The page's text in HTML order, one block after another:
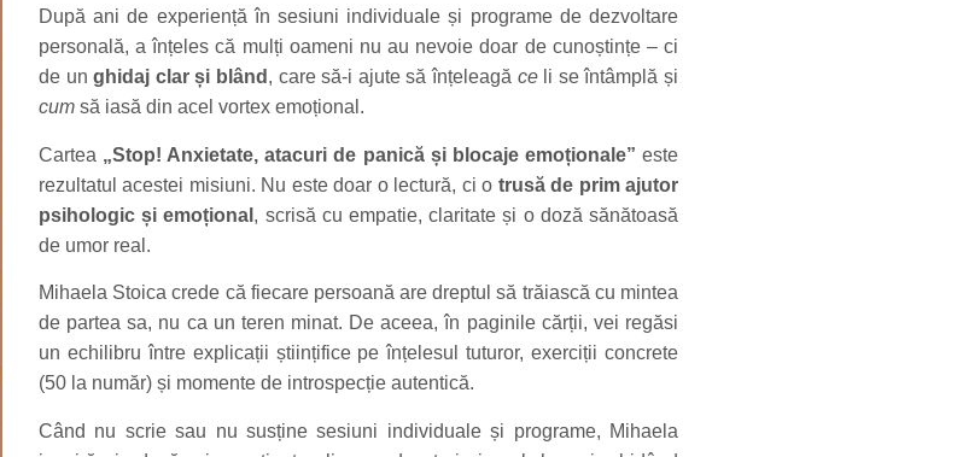
După ani de experiență în sesiuni individuale și programe de dezvoltare
personală, a înțeles că mulți oameni nu au nevoie doar de cunoștințe – ci
de unghidaj clar și blând , care să-i ajute să înțeleagă celi se întâmplă și
cum să iasă din acel vortex emoțional.
Cartea „Stop! Anxietate, atacuri de panică și blocaje emoționale” este
rezultatul acestei misiuni. Nu este doar o lectură, ci o trusă de prim ajutor
psihologic și emoțional , scrisă cu empatie, claritate și o doză sănătoasă
de umor real.
Mihaela Stoica crede că fiecare persoană are dreptul să trăiască cu mintea
de partea sa, nu ca un teren minat. De aceea, în paginile cărții, vei regăsi
un echilibru între explicații științifice pe înțelesul tuturor, exerciții concrete
(50 la număr) și momente de introspecție autentică.
Când nu scrie sau nu susține sesiuni individuale și programe, Mihaela